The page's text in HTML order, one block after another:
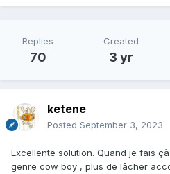
Replies
70
Created
3 yr
ketene
Posted September 3, 2023
Excellente solution. Quand je fais
genre cow boy , plus de lâcher